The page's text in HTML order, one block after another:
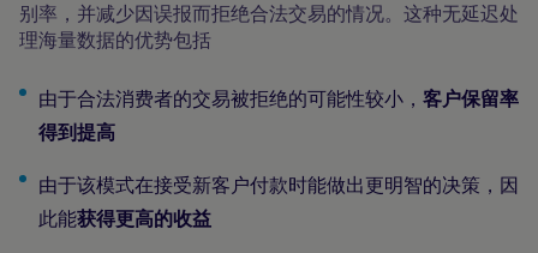
别率，并减少因误报而拒绝合法交易的情况。这种无延迟处
理海量数据的优势包括
由于合法消费者的交易被拒绝的可能性较小， 客户保留率
得到提高
由于该模式在接受新客户付款时能做出更明智的决策，因
此能获得更高的收益